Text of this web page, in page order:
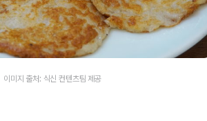
이미지 출처: 식신 컨텐츠팀 제공